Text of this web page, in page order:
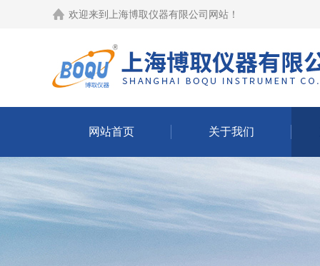
欢迎来到 上海博取仪器有限公司网站 ！
网站首页 关于我们